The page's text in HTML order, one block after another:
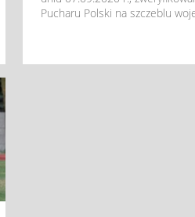
Pucharu Polski na szczeblu